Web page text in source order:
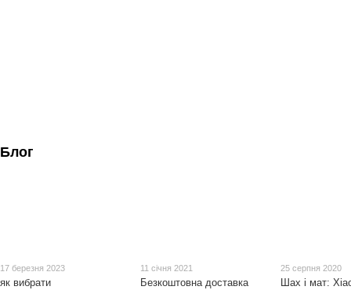
Блог
17 березня 2023
як вибрати
11 січня 2021
Безкоштовна доставка
25 серпня 2020
Шах і мат: